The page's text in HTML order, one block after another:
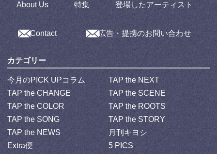
About Us 特集 登場したアーティスト
Contact 広告・提携のお問い合わせ
カテゴリー
今月のPICK UPコラム
TAP the NEXT
TAP the CHANGE
TAP the SCENE
TAP the COLOR
TAP the ROOTS
TAP the SONG
TAP the STORY
TAP the NEWS
月刊キヨシ
Extra便
5 PICS